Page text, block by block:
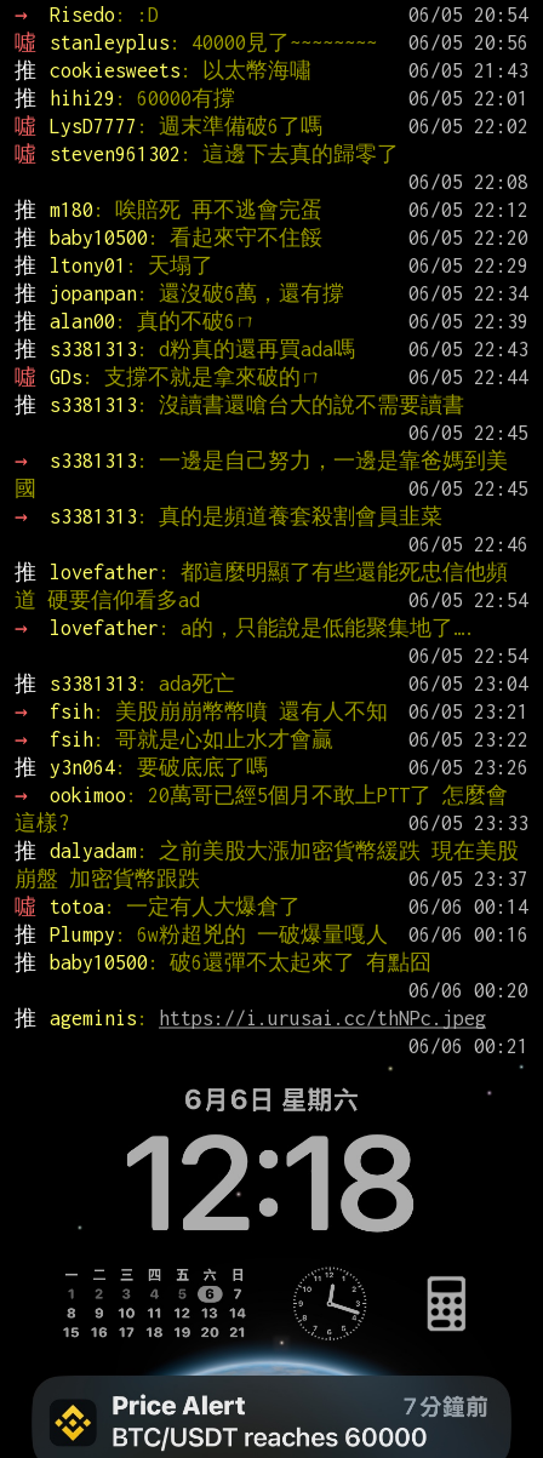
→
Risedo : :D
噓
stanleyplus : 40000見了~~~~~~~~
推
cookiesweets : 以太幣海嘯
推
hihi29 : 60000有撐
噓
LysD7777 : 週末準備破6了嗎
噓
steven961302 : 這邊下去真的歸零了
推
m180 : 唉賠死 再不逃會完蛋
推
baby10500 : 看起來守不住餒
推
ltony01 : 天塌了
推
jopanpan: 還沒破6萬，還有撐
推
alan00 : 真的不破6ㄇ
推
s3381313 : d粉真的還再買ada嗎
噓
GDs : 支撐不就是拿來破的ㄇ
推
s3381313 : 沒讀書還嗆台大的說不需要讀書
→
s3381313 : 一邊是自己努力，一邊是靠爸媽到美
國
→
s3381313 : 真的是頻道養套殺割會員韭菜
推
lovefather : 都這麼明顯了有些還能死忠信他頻
道 硬要信仰看多ad
→
lovefather : a的，只能說是低能聚集地了….
推
s3381313 : ada死亡
→
fsih: 美股崩崩幣幣噴 還有人不知
→
fsih: 哥就是心如止水才會贏
推
y3n064: 要破底底了嗎
→
ookimoo : 20萬哥已經5個月不敢上PTT了 怎麼會
這樣?
推
dalyadam: 之前美股大漲加密貨幣緩跌 現在美股
崩盤 加密貨幣跟跌
噓
totoa: 一定有人大爆倉了
推
Plumpy : 6w粉超兇的 一破爆量嘎人
推
baby10500 : 破6還彈不太起來了 有點囧
推
ageminis :
https://i.urusai.cc/thNPc.jpeg